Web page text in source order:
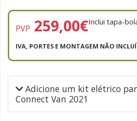
PVP 259,00€Inclui tapa-
IVA, PORTES E MONTAGEM NÃO
Adicione um kit elétrico
Connect Van 2021